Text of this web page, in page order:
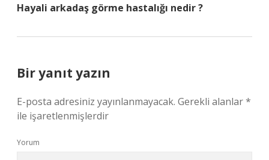
Hayali arkadaş görme hastalığı nedir ?
Bir yanıt yazın
E-posta adresiniz yayınlanmayacak. Gerekli alanlar*
ile işaretlenmişlerdir
Yorum